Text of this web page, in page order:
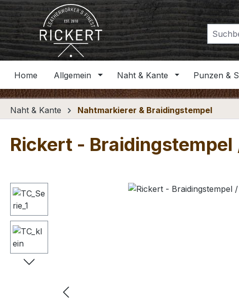
Hauptinhalt springen
Zur Suche springen
Zur Hauptnavigation springen
Home Allgemein Naht & Kante Punzen &
Naht & Kante Nahtmarkierer & Braidingstempel
Rickert -
Bildergalerie überspringen